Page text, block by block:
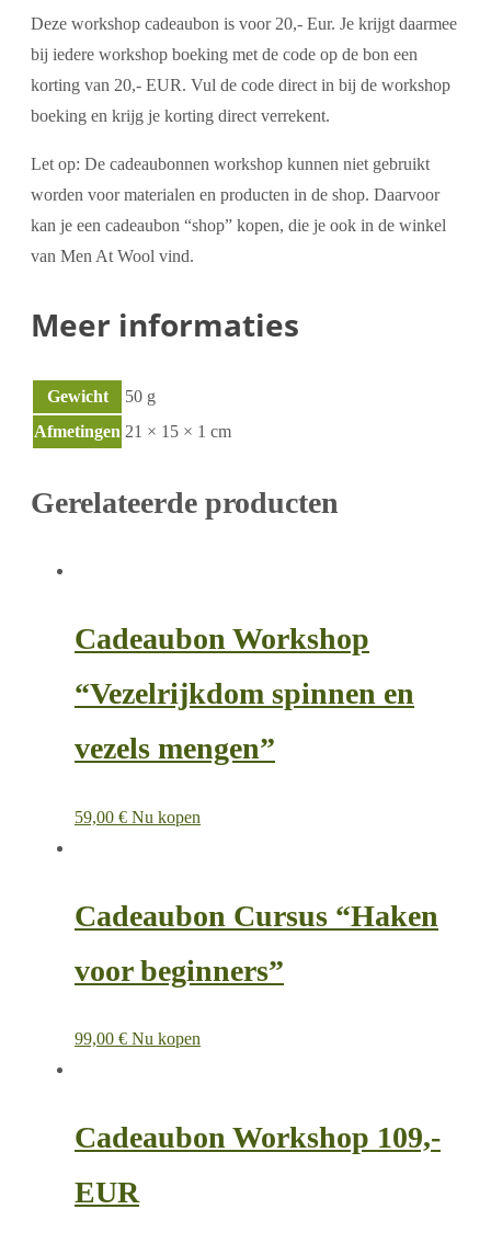
Deze workshop cadeaubon is voor 20,- Eur. Je krijgt daarmee
bij iedere workshop boeking met de code op de bon een
korting van 20,- EUR. Vul de code direct in bij de workshop
boeking en krijg je korting direct verrekent.
Let op: De cadeaubonnen workshop kunnen niet gebruikt
worden voor materialen en producten in de shop. Daarvoor
kan je een cadeaubon “shop” kopen, die je ook in de winkel
van Men At Wool vind.
Meer informaties
Gewicht
50 g
Afmetingen 21 × 15 × 1 cm
Gerelateerde producten
Cadeaubon Workshop
“Vezelrijkdom spinnen en
vezels mengen”
59,00 € Nu kopen
Cadeaubon Cursus “Haken
voor beginners”
99,00 € Nu kopen
Cadeaubon Workshop 109,-
EUR